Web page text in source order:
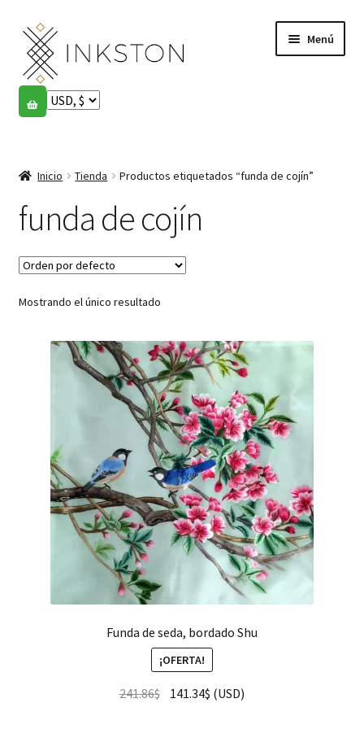
Ir
la
navegación
Ir
al
contenido
Menú
Tienda
English
Español
Français
Comunidad
Cuenta
Inicio Tienda Productos etiquetados “funda de cojín”
funda de cojín
Mostrando el único resultado
Funda de seda, bordado Shu
¡OFERTA!
241.86$ 141.34$ (USD)